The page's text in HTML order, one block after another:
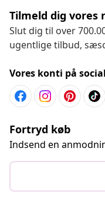
Tilmeld dig vores
Slut dig til over
ugentlige tilbud,
Vores konti på
Fortryd køb
Indsend en